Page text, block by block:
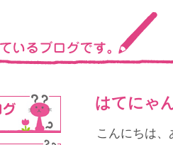
はてにゃ
こんにちは